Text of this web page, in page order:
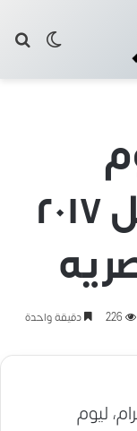
الخميس ٢٠ ابريل ٢٠١٧
226 دقيقة واحدة
ليوم